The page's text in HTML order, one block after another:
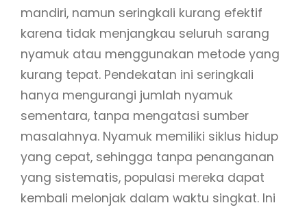
mandiri, namun seringkali kurang efektif
karena tidak menjangkau seluruh sarang
nyamuk atau menggunakan metode yang
kurang tepat. Pendekatan ini seringkali
hanya mengurangi jumlah nyamuk
sementara, tanpa mengatasi sumber
masalahnya. Nyamuk memiliki siklus hidup
yang cepat, sehingga tanpa penanganan
yang sistematis, populasi mereka dapat
kembali melonjak dalam waktu singkat. Ini